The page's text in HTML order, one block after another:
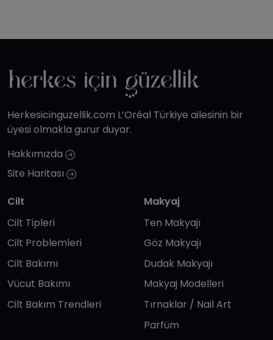
Herkesicinguzellik.com L’Oréal Türkiye ailesinin bir
üyesi olmakla gurur duyar.
Hakkımızda
Site Haritası
Cilt
Cilt Tipleri
Cilt Problemleri
Cilt Bakımı
Vücut Bakımı
Cilt Bakım Trendleri
Makyaj
Ten Makyajı
Göz Makyajı
Dudak Makyajı
Makyaj Modelleri
Tırnaklar / Nail Art
Parfüm